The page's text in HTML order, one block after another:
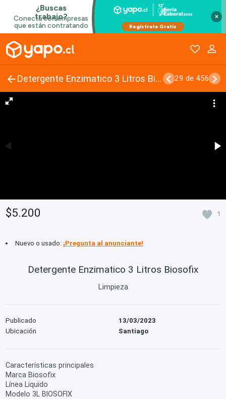
×
Detergente Enzimatico 3 Litros Biosofix 29 de 456
$5.200 1
Nuevo o usado: ¡Pregunta al anunciante!
Detergente Enzimatico 3 Litros Biosofix
Limpieza
Publicado
13/03/2023
Ubicación
Santiago
Características principales
Marca Biosofix
Línea Liquido
Modelo 3L BIOSOFIX